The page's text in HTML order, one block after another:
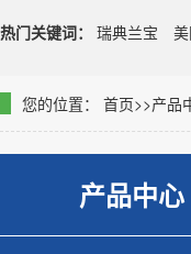
热门关键词： 瑞典兰宝
您的位置： 首页>>产品
产品中心